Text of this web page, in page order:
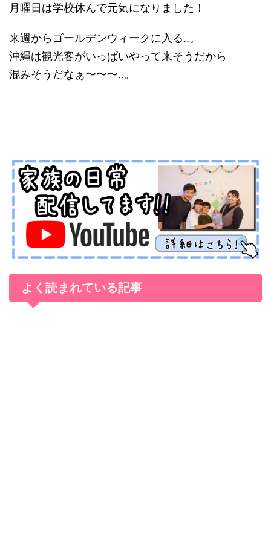
月曜日は学校休んで元気になりました！
来週からゴールデンウィークに入る‥。
沖縄は観光客がいっぱいやって来そうだから
混みそうだなぁ〜〜〜‥。
よく読まれている記事